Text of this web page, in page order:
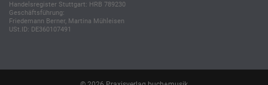
Handelsregister Stuttgart: HRB 789230
Geschäftsführung:
Friedemann Berner, Martina Mühleisen
USt.ID: DE360107491